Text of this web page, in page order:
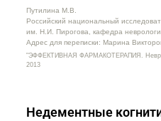
Путилина М.В.
Российский национальный
им. Н.И. Пирогова, кафедра
Адрес для переписки: Марина
"ЭФФЕКТИВНАЯ ФАРМАКОТЕРАПИЯ.
2013
Недементные